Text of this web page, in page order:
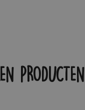
PRODUCTEN